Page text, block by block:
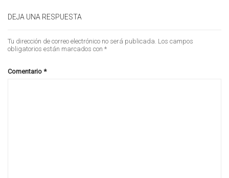
DEJA UNA RESPUESTA
Tu dirección de correo electrónico no será publicada. Los campos
obligatorios están marcados con *
Comentario *